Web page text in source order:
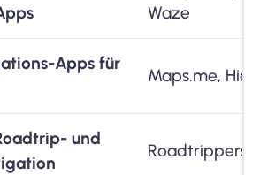
Waze
Apps für
Maps.me,
und
Roadtrippers,